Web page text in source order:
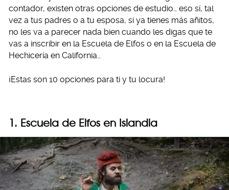
contador, existen otras opciones de estudio… eso sí, tal
vez a tus padres o a tu esposa, si ya tienes más añitos,
no les va a parecer nada bien cuando les digas que te
vas a inscribir en la Escuela de Elfos o en la Escuela de
Hechicería en California…
¡Estas son 10 opciones para ti y tu locura!
1. Escuela de Elfos en Islandia